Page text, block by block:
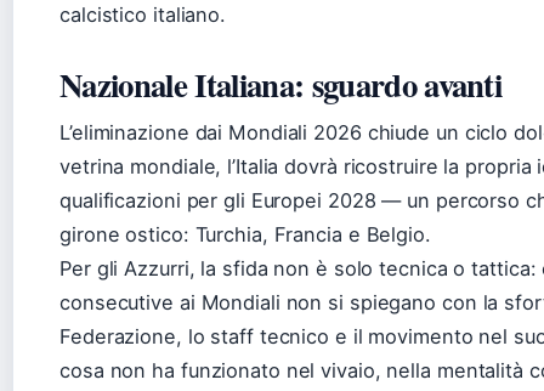
calcistico italiano.
Nazionale Italiana: sguardo avanti
L’eliminazione dai Mondiali 2026 chiude un ciclo
vetrina mondiale, l’Italia dovrà ricostruire la
qualificazioni per gli Europei 2028 — un percorso
girone ostico: Turchia, Francia e Belgio.
Per gli Azzurri, la sfida non è solo tecnica o
consecutive ai Mondiali non si spiegano con la
Federazione, lo staff tecnico e il movimento nel
cosa non ha funzionato nel vivaio, nella mentalità